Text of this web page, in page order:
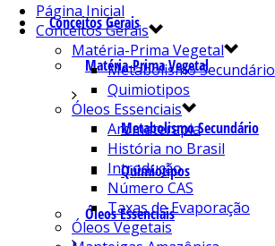
Conceitos Gerais
Matéria-Prima Vegetal
Metabolismo Secundário
Quimiotipos
Óleos Essenciais
Página Inicial
Conceitos Gerais
Matéria-Prima Vegetal
Metabolismo Secundário
Quimiotipos
Óleos Essenciais
Aromaterapia
História no Brasil
Introdução
Número CAS
Taxas de Evaporação
Óleos Vegetais